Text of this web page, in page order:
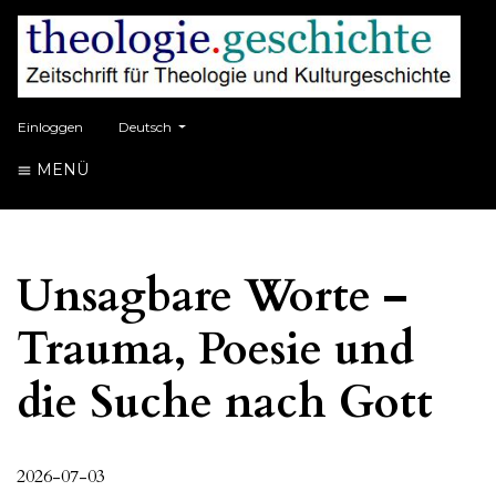
Einloggen ##plugins.themes.healthSciences.language.toggle##
Deutsch
MENÜ
Unsagbare Worte –
Trauma, Poesie und
die Suche nach Gott
2026-07-03